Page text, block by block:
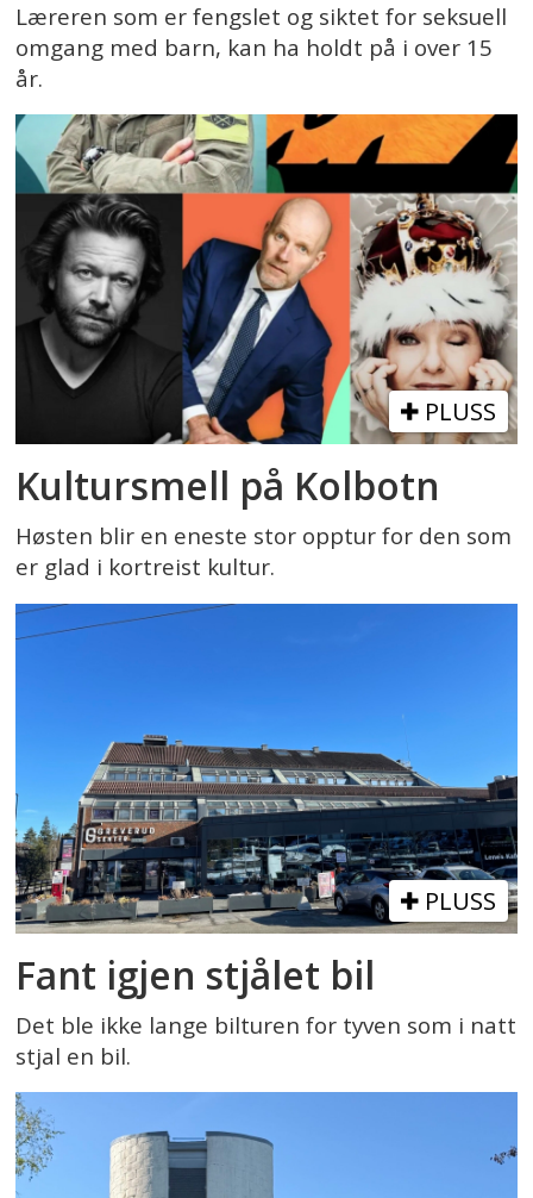
Læreren som er fengslet og siktet for seksuell
omgang med barn, kan ha holdt på i over 15
år.
PLUSS
Kultursmell på Kolbotn
Høsten blir en eneste stor opptur for den som
er glad i kortreist kultur.
PLUSS
Fant igjen stjålet bil
Det ble ikke lange bilturen for tyven som i natt
stjal en bil.